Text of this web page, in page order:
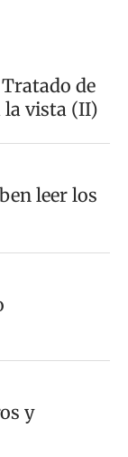
de
la vista (II)
leer los
y